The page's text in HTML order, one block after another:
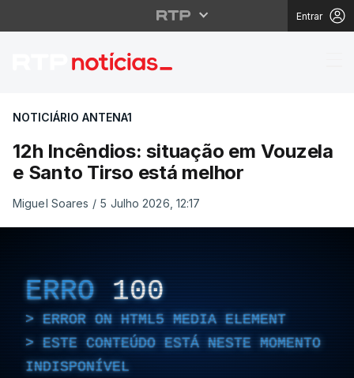
Entrar
12h Incêndios:
NOTICIÁRIO ANTENA1
12h Incêndios: situação em Vouzela
e Santo Tirso está melhor
Miguel Soares / 5 Julho 2026, 12:17
ERRO 100
ERROR ON HTML5 MEDIA ELEMENT
ESTE CONTEÚDO ESTÁ NESTE MOMENTO
INDISPONÍVEL